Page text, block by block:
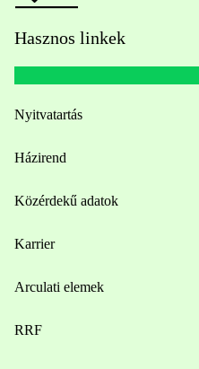
Hasznos linkek
Nyitvatartás
Házirend
Közérdekű adatok
Karrier
Arculati elemek
RRF